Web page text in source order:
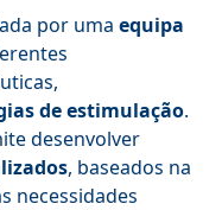
por uma equipa
de estimulação.
desenvolver
, baseados na
necessidades